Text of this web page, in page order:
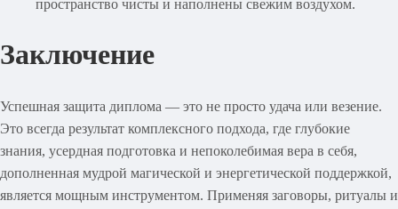
пространство чисты и наполнены свежим воздухом.
Заключение
Успешная защита диплома — это не просто удача или везение.
Это всегда результат комплексного подхода, где глубокие
знания, усердная подготовка и непоколебимая вера в себя,
дополненная мудрой магической и энергетической поддержкой,
является мощным инструментом. Применяя заговоры, ритуалы и